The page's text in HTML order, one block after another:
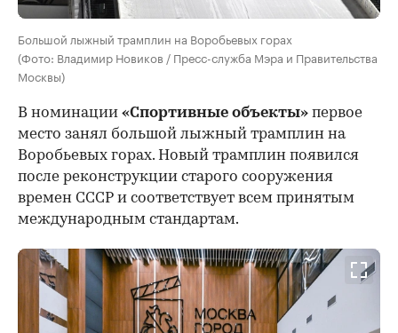
Большой лыжный трамплин на Воробьевых горах
(Фото: Владимир Новиков / Пресс-служба Мэра и Правительства
Москвы)
В номинации «Спортивные объекты» первое
место занял большой лыжный трамплин на
Воробьевых горах. Новый трамплин появился
после реконструкции старого сооружения
времен СССР и соответствует всем принятым
международным стандартам.